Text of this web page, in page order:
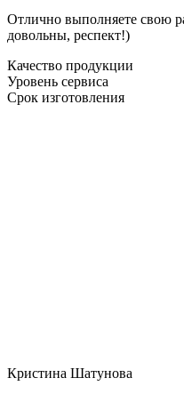
Отлично выполняете свою
довольны, респект!)
Качество продукции
Уровень сервиса
Срок изготовления
Кристина Шатунова